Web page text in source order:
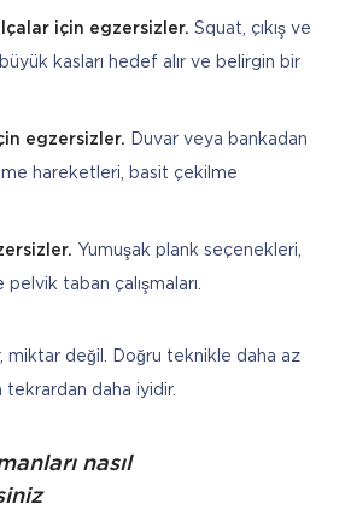
için egzersizler. Squat, çıkış ve
kasları hedef alır ve belirgin bir
egzersizler. Duvar veya bankadan
hareketleri, basit çekilme
Yumuşak plank seçenekleri,
taban çalışmaları.
miktar değil. Doğru teknikle daha az
daha iyidir.
nasıl